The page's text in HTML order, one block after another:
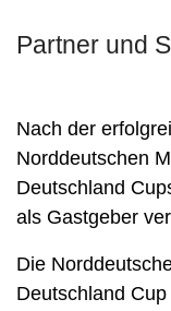
Partner und
Nach der
Norddeutschen
Deutschland
als Gastgeber
Die
Deutschland